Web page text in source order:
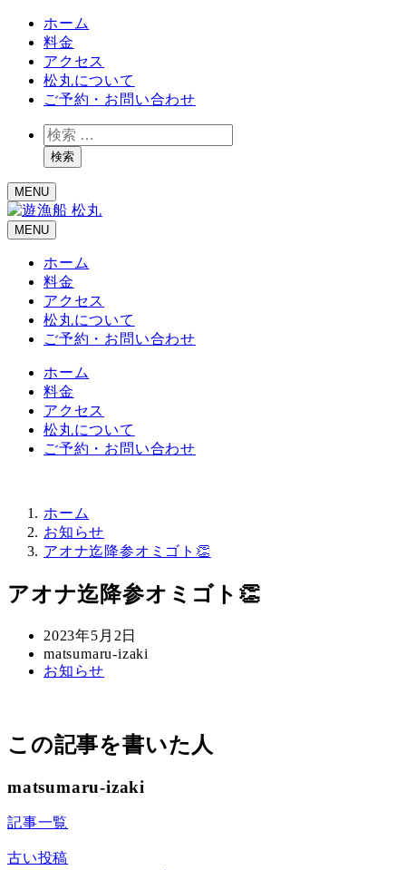
ホーム
料金
アクセス
松丸について
ご予約・お問い合わせ
検
索検索
MENU
MENU
ホーム
料金
アクセス
松丸について
ご予約・お問い合わせ
ホーム
料金
アクセス
松丸について
ご予約・お問い合わせ
ホーム
お知らせ
アオナ迄降参オミゴト👏
アオナ迄降参オミゴト👏
投
稿
日
2023年5月2日
著
者
matsumaru-izaki
カ
ー
お知らせ
この記事を書いた人
matsumaru-izaki
記事一覧
古い投稿